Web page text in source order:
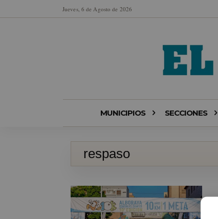
Jueves, 6 de Agosto de 2026
MUNICIPIOS SECCIONES
respaso